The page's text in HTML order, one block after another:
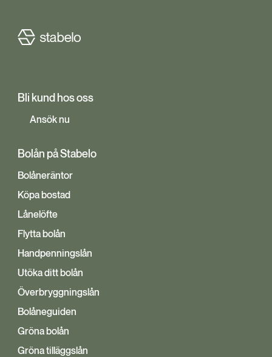
Bli kund hos oss
Ansök nu
Bolån på Stabelo
Bolåneräntor
Köpa bostad
Lånelöfte
Flytta bolån
Handpenningslån
Utöka ditt bolån
Överbryggningslån
Bolåneguiden
Gröna bolån
Gröna tilläggslån